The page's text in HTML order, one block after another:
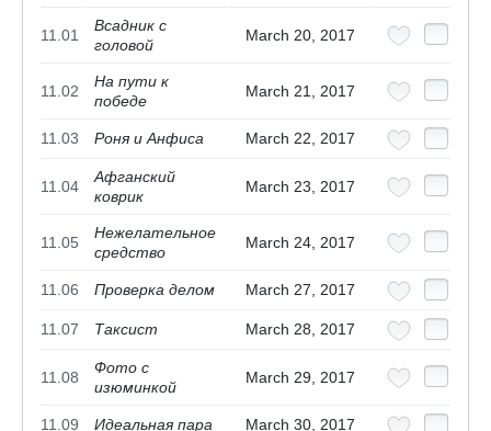
11.01
Всадник с
головой
March 20, 2017
11.02
На пути к
победе
March 21, 2017
11.03 Роня и Анфиса March 22, 2017
11.04
Афганский
коврик
March 23, 2017
11.05
Нежелательное
средство
March 24, 2017
11.06 Проверка делом March 27, 2017
11.07 Таксист March 28, 2017
11.08
Фото с
изюминкой
March 29, 2017
11.09 Идеальная пара March 30, 2017